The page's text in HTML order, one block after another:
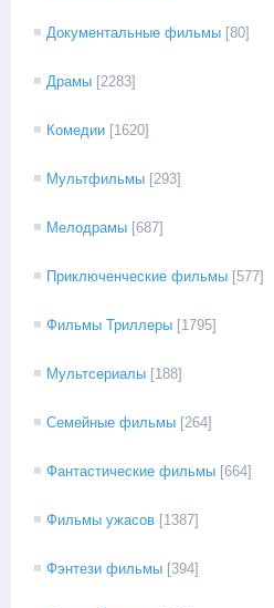
Документальные фильмы [80]
Драмы [2283]
Комедии [1620]
Мультфильмы [293]
Мелодрамы [687]
Приключенческие фильмы [577]
Фильмы Триллеры [1795]
Мультсериалы [188]
Семейные фильмы [264]
Фантастические фильмы [664]
Фильмы ужасов [1387]
Фэнтези фильмы [394]